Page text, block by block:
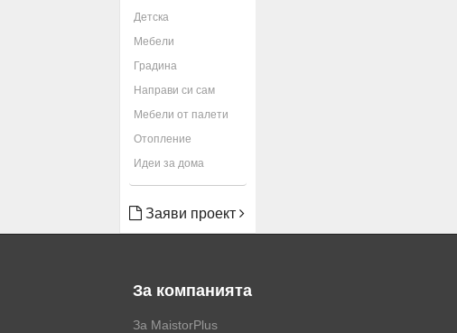
Детска
Мебели
Градина
Направи си сам
Мебели от палети
Отопление
Идеи за дома
Заяви проект
За компанията
За MaistorPlus